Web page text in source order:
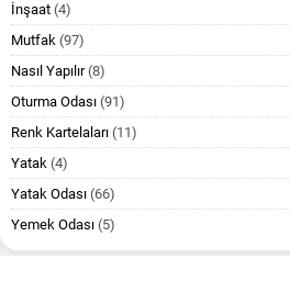
İnşaat (4)
Mutfak (97)
Nasıl Yapılır(8)
Oturma Odası (91)
Renk Kartelaları (11)
Yatak (4)
Yatak Odası (66)
Yemek Odası (5)